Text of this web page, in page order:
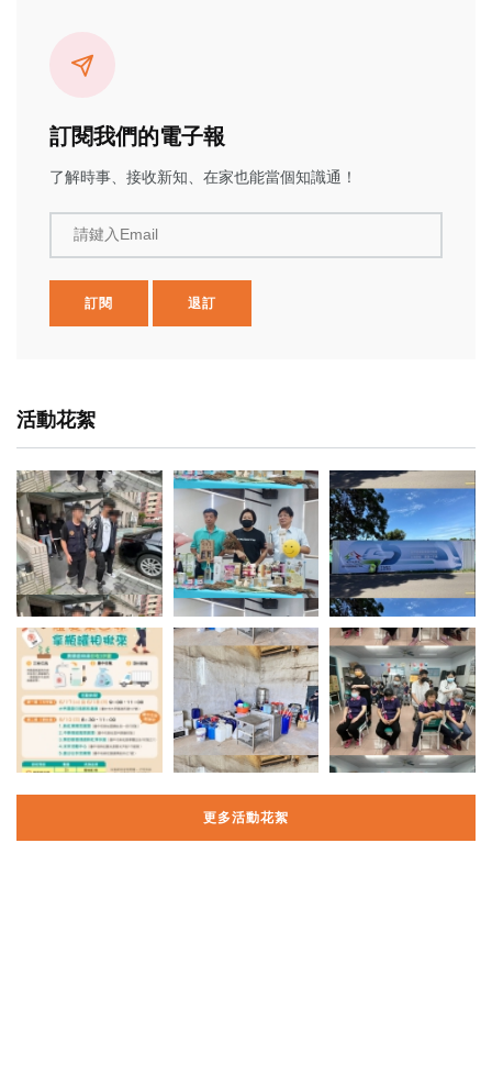
訂閱我們的電子報
了解時事、接收新知、在家也能當個知識通！
請鍵入Email
訂閱 退訂
活動花絮
更多活動花絮